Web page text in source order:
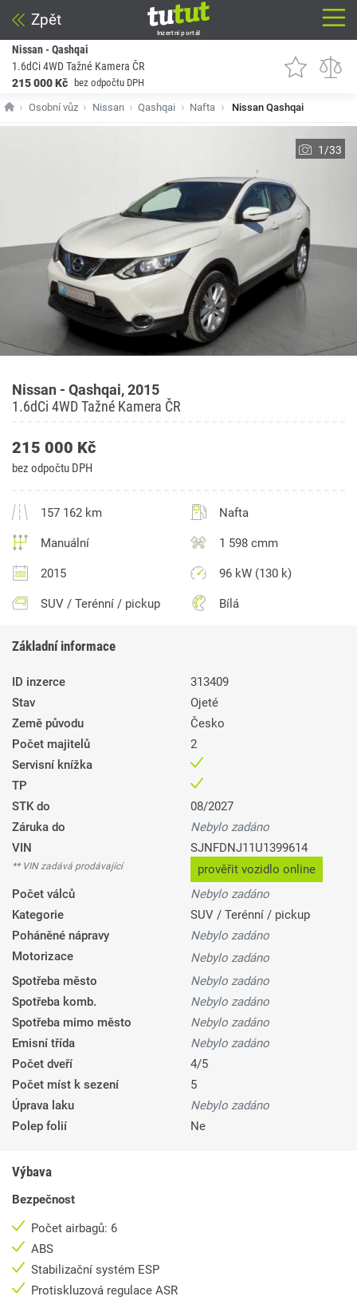
Zpět
Inzertní portál
Nissan - Qashqai
1.6dCi 4WD Tažné Kamera ČR
215 000 Kč
bez odpočtu DPH
Osobní vůz Nissan Qashqai Nafta Nissan Qashqai
1/33
Nissan - Qashqai, 2015
1.6dCi 4WD Tažné Kamera ČR
215 000 Kč
bez odpočtu DPH
157 162 km Nafta
Manuální 1 598 cmm
2015 96 kW (130 k)
SUV / Terénní / pickup Bílá
Základní informace
ID inzerce
313409
Stav
Ojeté
Země původu
Česko
Počet majitelů
2
Servisní knížka
TP
STK do
08/2027
Záruka do
Nebylo zadáno
VIN
** VIN zadává prodávající
SJNFDNJ11U1399614
prověřit vozidlo online
Počet válců
Nebylo zadáno
Kategorie
SUV / Terénní / pickup
Poháněné nápravy
Nebylo zadáno
Motorizace
Nebylo zadáno
Spotřeba město
Nebylo zadáno
Spotřeba komb.
Nebylo zadáno
Spotřeba mimo město
Nebylo zadáno
Emisní třída
Nebylo zadáno
Počet dveří
4/5
Počet míst k sezení
5
Úprava laku
Nebylo zadáno
Polep folií
Ne
Výbava
Bezpečnost
Počet airbagů: 6
ABS
Stabilizační systém ESP
Protiskluzová regulace ASR